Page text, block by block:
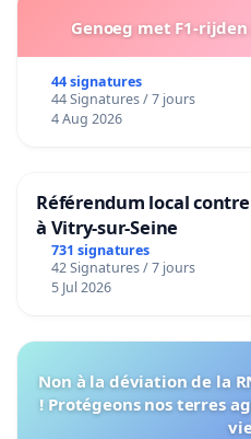
Genoeg met F1-
44 signatures
44 Signatures / 7 jours
4 Aug 2026
Référendum local
à Vitry-sur-Seine
731 signatures
42 Signatures / 7 jours
5 Jul 2026
Non à la déviation de la
! Protégeons nos terres